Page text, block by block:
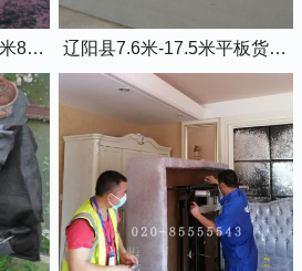
辽阳县大货车3吨黄牌6米8的厢式货车 辽阳县7.6米-17.5米平板货车出租